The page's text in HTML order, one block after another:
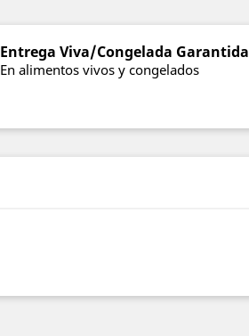
Entrega Viva/Congelada Garantida
En alimentos vivos y congelados